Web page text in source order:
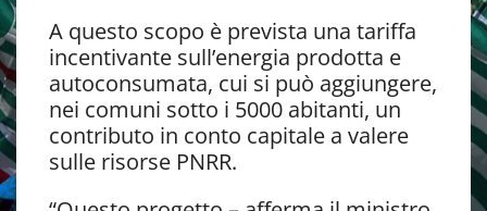
A questo scopo è prevista una tariffa
incentivante sull’energia prodotta e
autoconsumata, cui si può aggiungere,
nei comuni sotto i 5000 abitanti, un
contributo in conto capitale a valere
sulle risorse PNRR.